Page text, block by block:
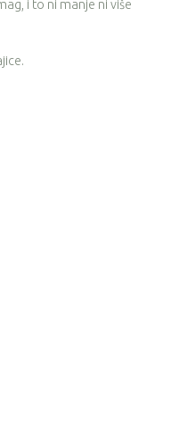
i to ni manje ni više